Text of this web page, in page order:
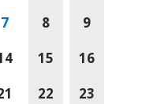
7 8
9
15
16
22
23